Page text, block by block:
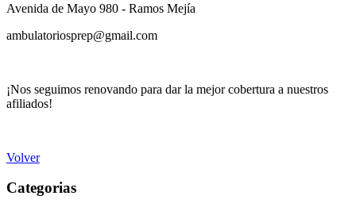
Avenida de Mayo 980 - Ramos Mejía
ambulatoriosprep@gmail.com
¡Nos seguimos renovando para dar la mejor cobertura a nuestros
afiliados!
Volver
Categorias